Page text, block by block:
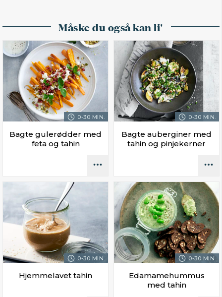
Måske du også kan li'
0-30 MIN.
Bagte gulerødder med
feta og tahin
0-30 MIN.
Bagte auberginer med
tahin og pinjekerner
0-30 MIN.
Hjemmelavet tahin
0-30 MIN.
Edamamehummus
med tahin